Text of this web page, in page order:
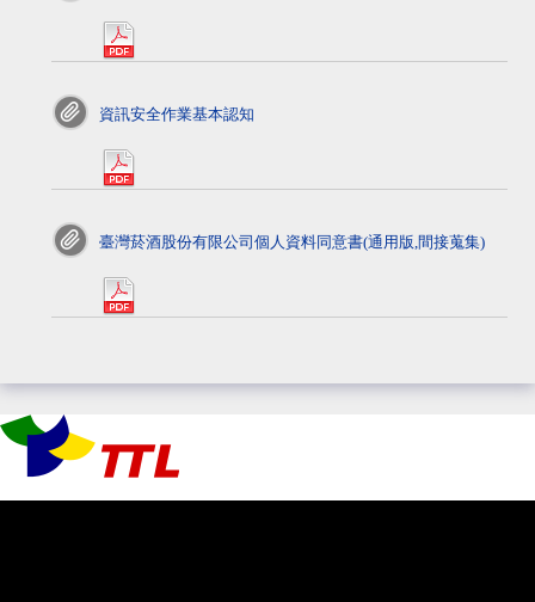
pdf>
資訊安全作業基本認知
pdf>
臺灣菸酒股份有限公司個人資料同意書(通用版,間接蒐集)
pdf>